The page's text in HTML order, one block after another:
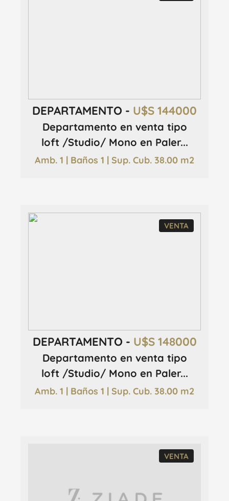
DEPARTAMENTO - U$S 144000
Departamento en venta tipo
loft /Studio/ Mono en Paler...
Amb. 1 | Baños 1 | Sup. Cub. 38.00 m2
VENTA
DEPARTAMENTO - U$S 148000
Departamento en venta tipo
loft /Studio/ Mono en Paler...
Amb. 1 | Baños 1 | Sup. Cub. 38.00 m2
VENTA